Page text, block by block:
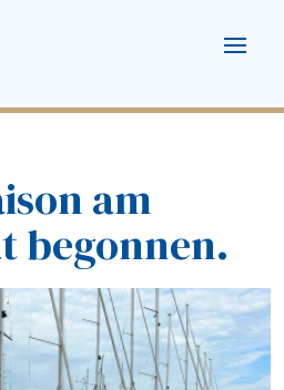
am
begonnen.